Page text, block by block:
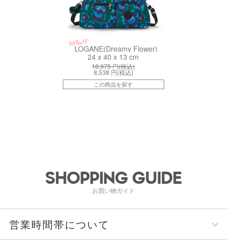
56%off
LOGANE(Dreamy Flower)
24 x 40 x 13 cm
18,975円(税込)
8,538 円(税込)
この商品を探す
SHOPPING GUIDE
お買い物ガイド
営業時間帯について